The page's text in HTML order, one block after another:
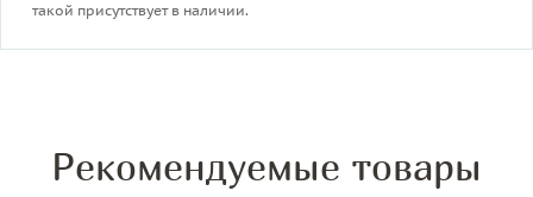
такой присутствует в наличии.
Рекомендуемые товары